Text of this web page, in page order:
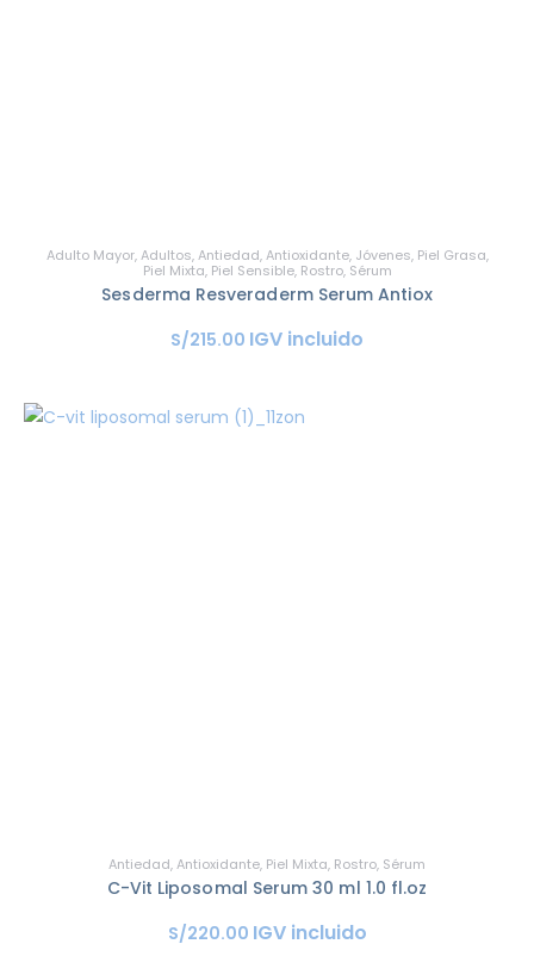
Adulto Mayor,Adultos,Antiedad,Antioxidante, Jóvenes, Piel Grasa,
Piel Mixta, Piel Sensible, Rostro, Sérum
Sesderma Resveraderm Serum Antiox
S/215.00 IGV incluido
Antiedad,Antioxidante, Piel Mixta, Rostro, Sérum
C-Vit Liposomal Serum 30 ml 1.0 fl.oz
S/220.00 IGV incluido